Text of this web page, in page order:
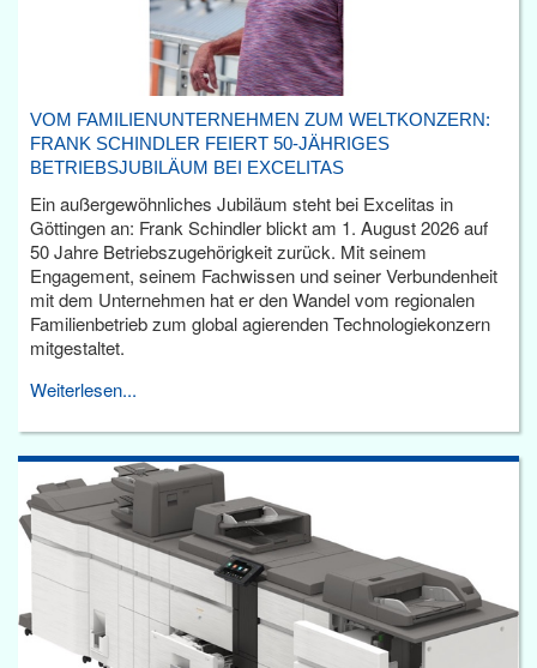
VOM FAMILIENUNTERNEHMEN ZUM WELTKONZERN:
FRANK SCHINDLER FEIERT 50-JÄHRIGES
BETRIEBSJUBILÄUM BEI EXCELITAS
Ein außergewöhnliches Jubiläum steht bei Excelitas in
Göttingen an: Frank Schindler blickt am 1. August 2026 auf
50 Jahre Betriebszugehörigkeit zurück. Mit seinem
Engagement, seinem Fachwissen und seiner Verbundenheit
mit dem Unternehmen hat er den Wandel vom regionalen
Familienbetrieb zum global agierenden Technologiekonzern
mitgestaltet.
Weiterlesen...